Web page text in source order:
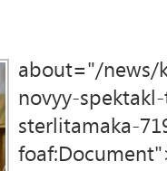
about="/news/
novyy-
sterlitamaka-